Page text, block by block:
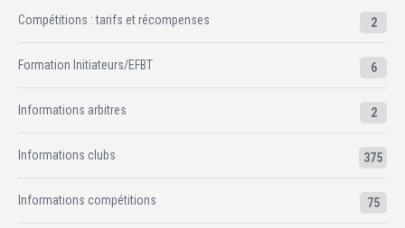
Compétitions : tarifs et récompenses 2
Formation Initiateurs/EFBT 6
Informations arbitres 2
Informations clubs 375
Informations compétitions 75